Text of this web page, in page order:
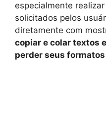
especialmente
solicitados pelos
diretamente com
copiar e colar textos
perder seus formatos